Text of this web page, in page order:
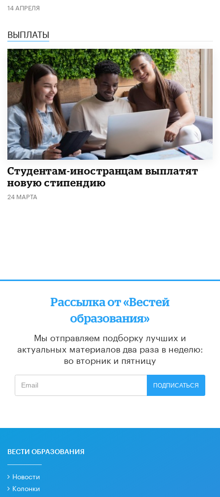
14 АПРЕЛЯ
ВЫПЛАТЫ
Студентам-иностранцам выплатят
новую стипендию
24 МАРТА
Рассылка от «Вестей
образования»
Мы отправляем подборку лучших и
актуальных материалов два раза в неделю:
во вторник и пятницу
ПОДПИСАТЬСЯ
ВЕСТИ ОБРАЗОВАНИЯ
Новости
Колонки